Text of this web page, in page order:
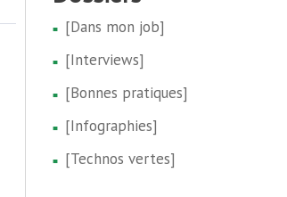
[Dans mon job]
[Interviews]
[Bonnes pratiques]
[Infographies]
[Technos vertes]